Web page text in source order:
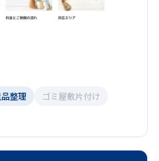
整理
ゴミ屋敷片付け